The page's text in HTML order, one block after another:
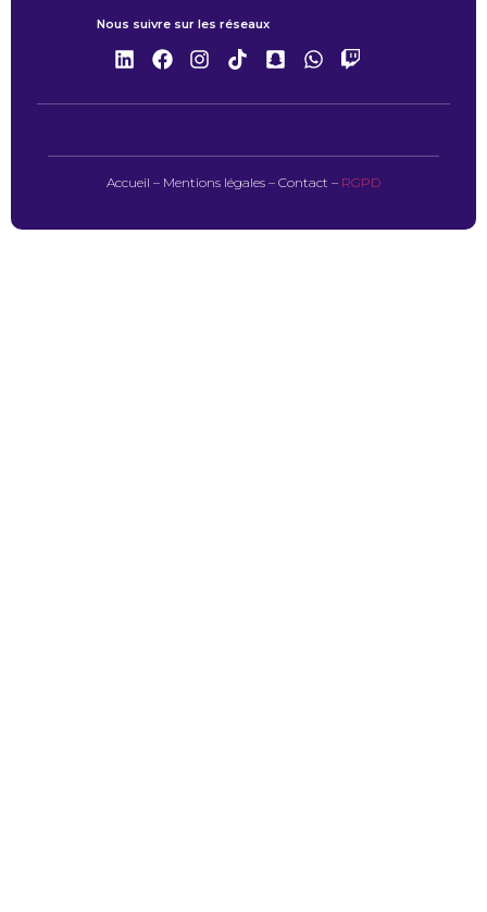
Nous suivre sur les réseaux
Accueil – Mentions légales – Contact – RGPD